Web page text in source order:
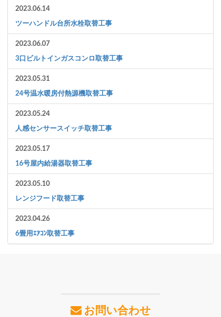
2023.06.14
ツーハンドル台所水栓取替工事
2023.06.07
3口ビルトインガスコンロ取替工事
2023.05.31
24号温水暖房付熱源機取替工事
2023.05.24
人感センサースイッチ取替工事
2023.05.17
16号屋内給湯器取替工事
2023.05.10
レンジフード取替工事
2023.04.26
6畳用ｴｱｺﾝ取替工事
お問い合わせ